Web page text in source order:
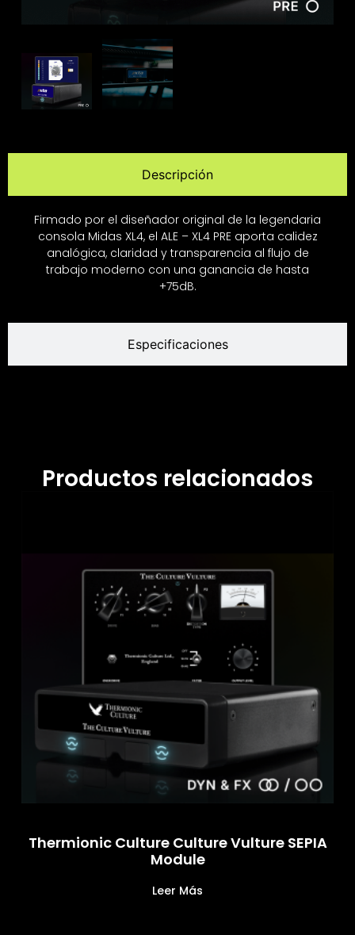
Descripción
Especificaciones
Firmado por el diseñador original de la legendaria
consola Midas XL4, el ALE – XL4 PRE aporta calidez
analógica, claridad y transparencia al flujo de
trabajo moderno con una ganancia de hasta
+75dB.
Productos relacionados
Thermionic Culture Culture Vulture SEPIA
Module
Leer Más